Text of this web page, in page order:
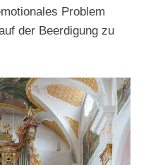
Problem
der Beerdigung zu